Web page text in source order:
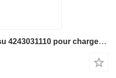
Vérin hydraulique Komatsu 4243031110 pour chargeuse sur pneus Komatsu WA430 AIR, WA430, WA480 WA470 WA420, WA450, WA471 WA420, WA450